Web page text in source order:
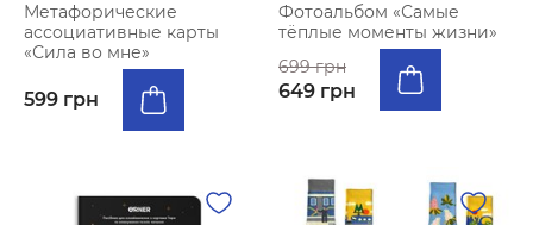
Метафорические
ассоциативные карты
«Сила во мне»
599 грн
Фотоальбом «Самые
тёплые моменты жизни»
699 грн
649 грн